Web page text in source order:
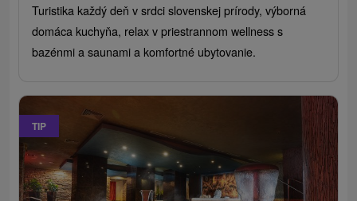
Turistika každý deň v srdci slovenskej prírody, výborná
domáca kuchyňa, relax v priestrannom wellness s
bazénmi a saunami a komfortné ubytovanie.
TIP